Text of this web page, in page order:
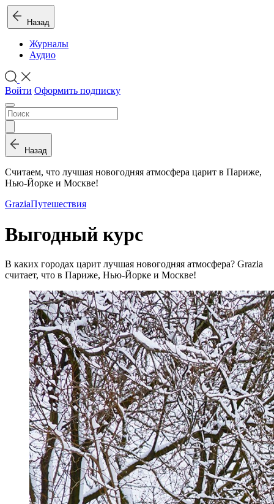
Назад
Журналы
Аудио
Войти Оформить подписку
Назад
Считаем, что лучшая новогодняя атмосфера царит в Париже,
Нью-Йорке и Москве!
GraziaПутешествия
Выгодный курс
В каких городах царит лучшая новогодняя атмосфера? Grazia
считает, что в Париже, Нью-Йорке и Москве!